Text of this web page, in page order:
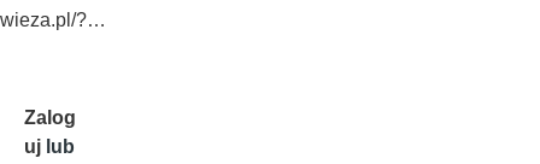
wieza.pl/?…
Zalog
uj lub